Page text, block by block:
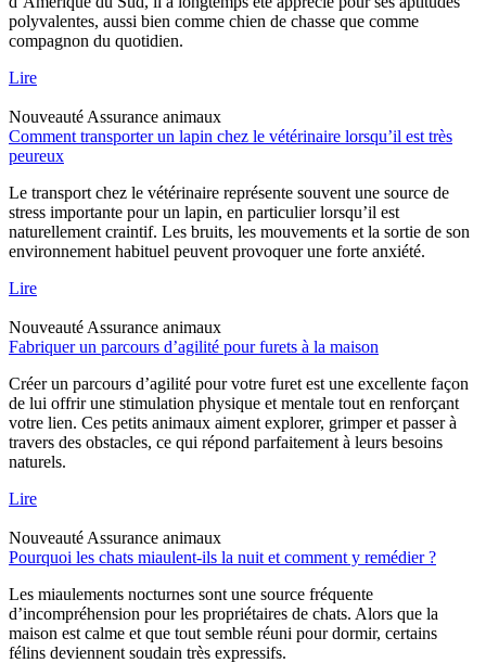
polyvalentes, aussi bien comme chien de chasse que comme
compagnon du quotidien.
Lire
Nouveauté Assurance animaux
Comment transporter un lapin chez le vétérinaire lorsqu’il est très
peureux
Le transport chez le vétérinaire représente souvent une source de
stress importante pour un lapin, en particulier lorsqu’il est
naturellement craintif. Les bruits, les mouvements et la sortie de son
environnement habituel peuvent provoquer une forte anxiété.
Lire
Nouveauté Assurance animaux
Fabriquer un parcours d’agilité pour furets à la maison
Créer un parcours d’agilité pour votre furet est une excellente façon
de lui offrir une stimulation physique et mentale tout en renforçant
votre lien. Ces petits animaux aiment explorer, grimper et passer à
travers des obstacles, ce qui répond parfaitement à leurs besoins
naturels.
Lire
Nouveauté Assurance animaux
Pourquoi les chats miaulent-ils la nuit et comment y remédier ?
Les miaulements nocturnes sont une source fréquente
d’incompréhension pour les propriétaires de chats. Alors que la
maison est calme et que tout semble réuni pour dormir, certains
félins deviennent soudain très expressifs.